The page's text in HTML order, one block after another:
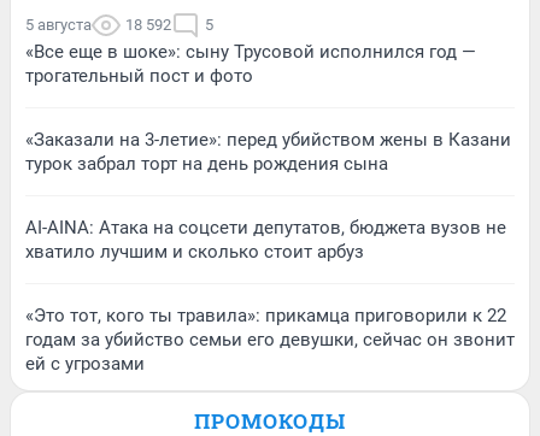
5 августа 18 592 5
«Все еще в шоке»: сыну Трусовой исполнился год —
трогательный пост и фото
«Заказали на 3-летие»: перед убийством жены в Казани
турок забрал торт на день рождения сына
AI-AINA: Атака на соцсети депутатов, бюджета вузов не
хватило лучшим и сколько стоит арбуз
«Это тот, кого ты травила»: прикамца приговорили к 22
годам за убийство семьи его девушки, сейчас он звонит
ей с угрозами
ПРОМОКОДЫ